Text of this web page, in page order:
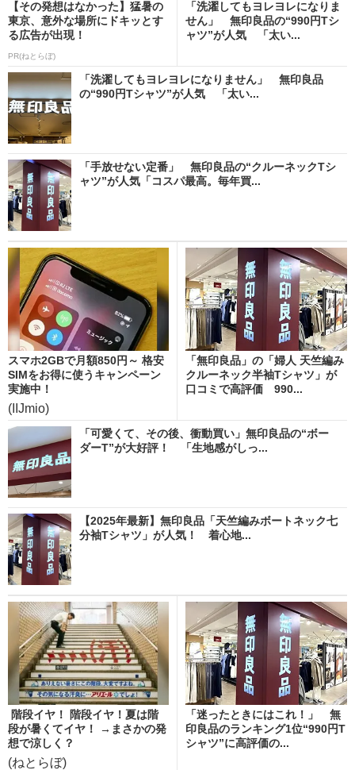
【その発想はなかった】猛暑の
東京、意外な場所にドキッとす
る広告が出現！
PR(ねとらぼ)
「洗濯してもヨレヨレになりま
せん」 無印良品の“990円Tシ
ャツ”が人気 「太い...
「洗濯してもヨレヨレになりません」 無印良品
の“990円Tシャツ”が人気 「太い...
「手放せない定番」 無印良品の“クルーネックTシ
ャツ”が人気「コスパ最高。毎年買...
スマホ2GBで月額850円～ 格安
SIMをお得に使うキャンペーン
実施中！
(IIJmio)
「無印良品」の「婦人 天竺編み
クルーネック半袖Tシャツ」が
口コミで高評価 990...
「可愛くて、その後、衝動買い」無印良品の“ボー
ダーT”が大好評！ 「生地感がしっ...
【2025年最新】無印良品「天竺編みボートネック七
分袖Tシャツ」が人気！ 着心地...
階段イヤ！ 階段イヤ！夏は階
段が暑くてイヤ！ →まさかの発
想で涼しく？
(ねとらぼ)
「迷ったときにはこれ！」 無
印良品のランキング1位“990円T
シャツ”に高評価の...